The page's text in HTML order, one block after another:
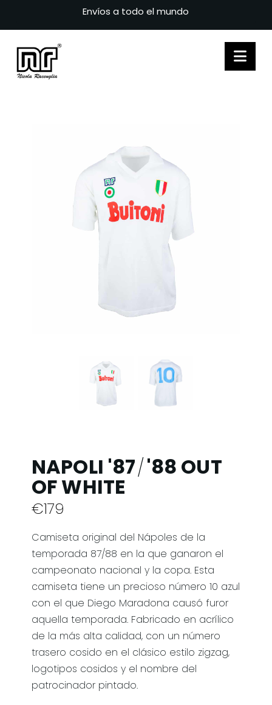
Envíos a todo el mundo
NAPOLI '87/'88 OUT
OF WHITE
€179
Camiseta original del Nápoles de la
temporada 87/88 en la que ganaron el
campeonato nacional y la copa. Esta
camiseta tiene un precioso número 10 azul
con el que Diego Maradona causó furor
aquella temporada. Fabricado en acrílico
de la más alta calidad, con un número
trasero cosido en el clásico estilo zigzag,
logotipos cosidos y el nombre del
patrocinador pintado.